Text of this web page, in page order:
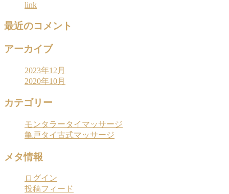
link
最近のコメント
アーカイブ
2023年12月
2020年10月
カテゴリー
モンタラータイマッサージ
亀戸タイ古式マッサージ
メタ情報
ログイン
投稿フィード